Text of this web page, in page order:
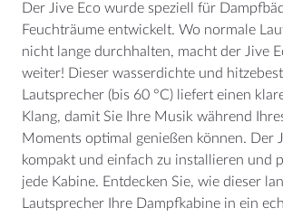
Der Jive Eco wurde speziell für
Feuchträume entwickelt. Wo normale
nicht lange durchhalten, macht der Jive
weiter! Dieser wasserdichte und
Lautsprecher (bis 60 °C) liefert einen
Klang, damit Sie Ihre Musik während
Moments optimal genießen können. Der
kompakt und einfach zu installieren und
jede Kabine. Entdecken Sie, wie dieser
Lautsprecher Ihre Dampfkabine in ein